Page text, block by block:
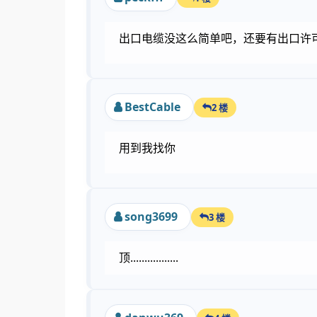
出口电缆没这么简单吧，还要有出口许
BestCable 2 楼
用到我找你
song3699 3 楼
顶.................